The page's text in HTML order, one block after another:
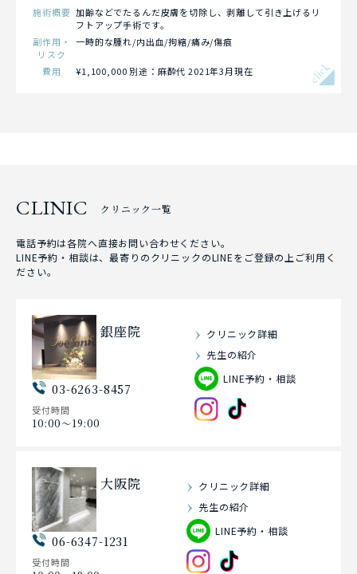
施術概要 加齢などでたるんだ皮膚を切除し、剥離して引き上げるリ
フトアップ手術です。
副作用・
リスク
一時的な腫れ/内出血/拘縮/痛み /傷痕
費用 ¥1,100,000 別途：麻酔代 2021年3月現在 click
CLINIC クリニック一覧
電話予約は各院へ直接お問い合わせください。
LINE予約・相談は、最寄りのクリニックのLINEをご登録の上ご利用く
ださい。
銀座院
03-6263-8457
受付時間
10:00〜19:00
クリニック詳細
先生の紹介
LINE予約・相談
大阪院
06-6347-1231
受付時間
クリニック詳細
先生の紹介
LINE予約・相談